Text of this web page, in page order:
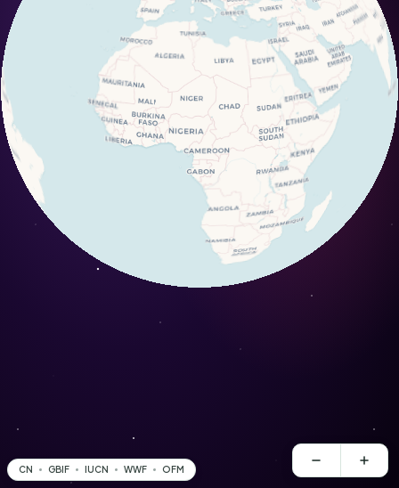
CN GBIF IUCN WWF OFM